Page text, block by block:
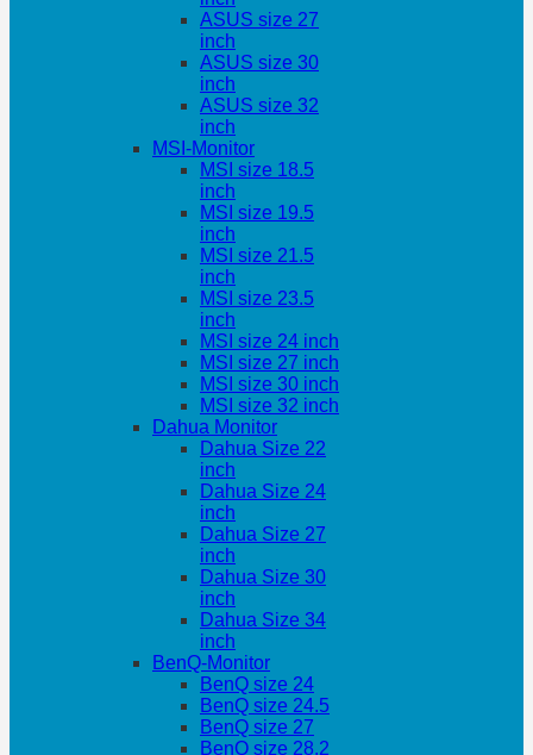
ASUS size 27
inch
ASUS size 30
inch
ASUS size 32
inch
MSI-Monitor
MSI size 18.5
inch
MSI size 19.5
inch
MSI size 21.5
inch
MSI size 23.5
inch
MSI size 24 inch
MSI size 27 inch
MSI size 30 inch
MSI size 32 inch
Dahua Monitor
Dahua Size 22
inch
Dahua Size 24
inch
Dahua Size 27
inch
Dahua Size 30
inch
Dahua Size 34
inch
BenQ-Monitor
BenQ size 24
BenQ size 24.5
BenQ size 27
BenQ size 28.2